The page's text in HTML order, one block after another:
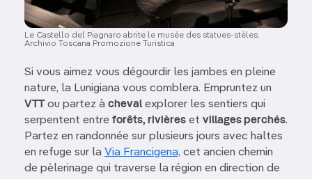
Le Castello del Piagnaro abrite le musée des statues-stèles.
Archivio Toscana Promozione Turistica
Si vous aimez vous dégourdir les jambes en pleine
nature, la Lunigiana vous comblera. Empruntez un
VTTou partez à chevalexplorer les sentiers qui
serpentent entre forêts, rivières et villages perchés.
Partez en randonnée sur plusieurs jours avec haltes
en refuge sur la Via Francigena, cet ancien chemin
de pèlerinage qui traverse la région en direction de